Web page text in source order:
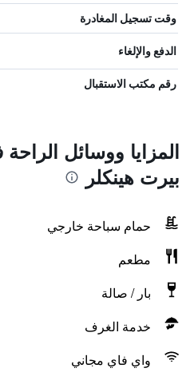
وقت تسجيل المغادرة
الدفع والإلغاء
رقم مكتب الاستقبال
المزايا ووسائل
بيرت هينكلر
حمام سباحة خارجي
مطعم
بار / صالة
خدمة الغرف
واي فاي مجاني